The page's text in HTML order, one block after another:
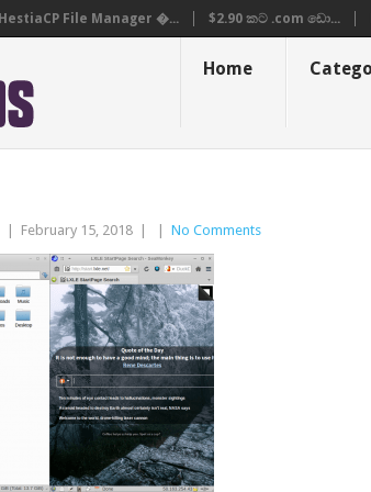
HestiaCP File Manager �... $2.90 කට .com ඩො...
Home
February 15, 2018 No Comments